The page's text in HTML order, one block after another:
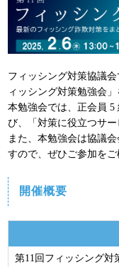
フィッシング対策協議
ィッシング対策勉強会
本勉強会では、正会員 5
び、「対策に役立つサ
また、本勉強会は協議
すので、ぜひご参加をご
開催概要
第11回フィッシング対